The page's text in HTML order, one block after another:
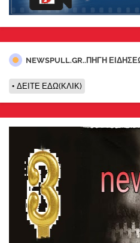
NEWSPULL.GR..ΠΗΓΗ
ΔΕΙΤΕ ΕΔΩ(ΚΛΙΚ)